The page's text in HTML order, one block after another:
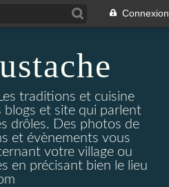
Connexion
traditions et cuisine
blogs et site qui parlent
drôles. Des photos de
et évènements vous
votre village ou
en précisant bien le lieu